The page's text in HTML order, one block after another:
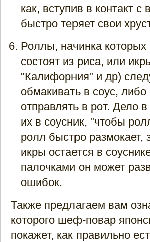
как, вступив в контакт
быстро теряет свои
Роллы, начинка которых
состоят из риса, или
"Калифорния" и др)
обмакивать в соус,
отправлять в рот. Дело
их в соусник, "чтобы
ролл быстро размокает,
икры остается в
палочками он может
ошибок.
Также предлагаем вам
которого шеф-повар
покажет, как правильно